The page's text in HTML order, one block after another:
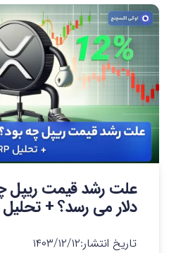
دلار می رسد؟ + تحلیل XRP
تاریخ انتشار:۱۴۰۳/۱۲/۱۲